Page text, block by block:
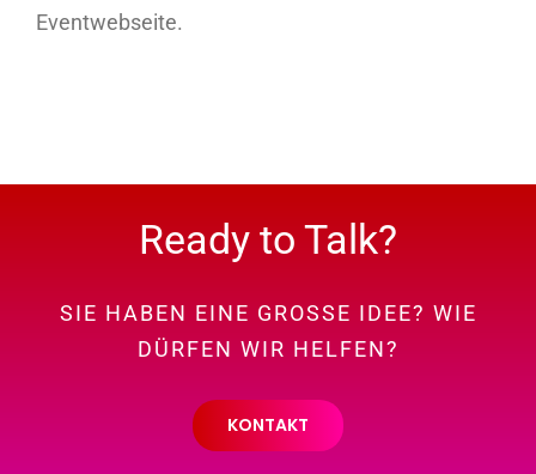
Eventwebseite.
Ready to Talk?
SIE HABEN EINE GROSSE IDEE? WIE
DÜRFEN WIR HELFEN?
KONTAKT